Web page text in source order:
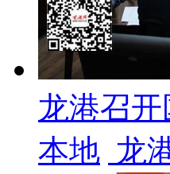
龙港召
本地 龙